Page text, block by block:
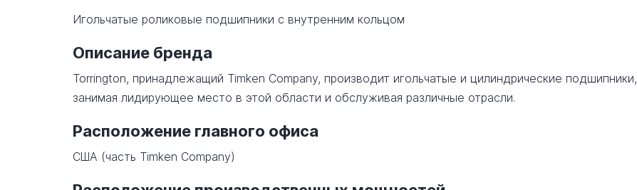
Игольчатые роликовые подшипники с внутренним кольцом
Описание бренда
Torrington, принадлежащий Timken Company, производит игольчатые и цилиндрические подшипники,
занимая лидирующее место в этой области и обслуживая различные отрасли.
Расположение главного офиса
США (часть Timken Company)